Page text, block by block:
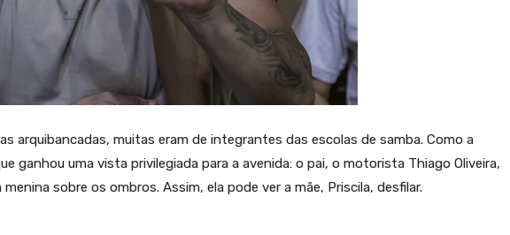
arquibancadas, muitas eram de integrantes das escolas de samba. Como a
ganhou uma vista privilegiada para a avenida: o pai, o motorista Thiago Oliveira,
sobre os ombros. Assim, ela pode ver a mãe, Priscila, desfilar.